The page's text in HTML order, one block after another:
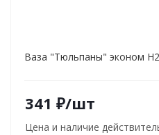
Ваза "Тюльпаны" эконом
341 ₽/шт
Цена и наличие